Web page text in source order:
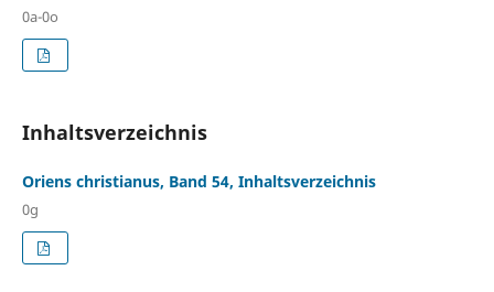
0a-0o
Inhaltsverzeichnis
Oriens christianus, Band 54, Inhaltsverzeichnis
0g